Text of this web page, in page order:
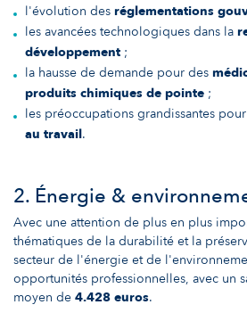
l'évolution des réglementations
les avancées technologiques dans la
développement;
la hausse de demande pour des
produits chimiques de pointe;
les préoccupations grandissantes
au travail.
2. Énergie &
Avec une attention de plus en plus
thématiques de la durabilité et la
secteur de l'énergie et de
opportunités professionnelles, avec un
moyen de 4.428 euros.